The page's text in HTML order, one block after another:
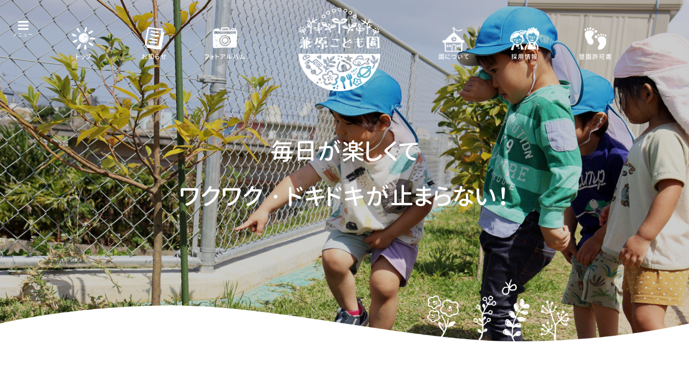
トップ お知らせ フォトアルバム 園について 採用情報 登園許可書
毎日が楽しくて
ワクワク・ドキドキが止まらない！